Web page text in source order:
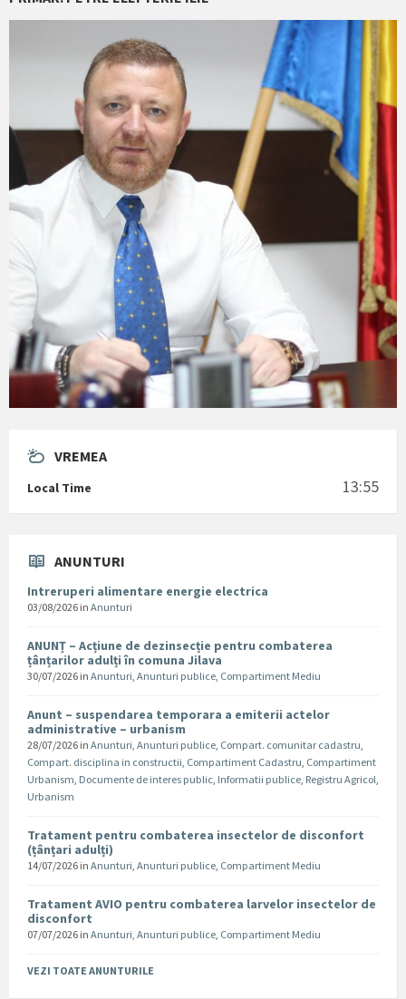
VREMEA
Local Time 13:55
ANUNTURI
Intreruperi alimentare energie electrica
03/08/2026 in Anunturi
ANUNȚ – Acțiune de dezinsecție pentru combaterea
țânțarilor adulți în comuna Jilava
30/07/2026 in Anunturi, Anunturi publice, Compartiment Mediu
Anunt – suspendarea temporara a emiterii actelor
administrative – urbanism
28/07/2026 in Anunturi, Anunturi publice, Compart. comunitar cadastru,
Compart. disciplina in constructii, Compartiment Cadastru, Compartiment
Urbanism, Documente de interes public, Informatii publice, Registru Agricol,
Urbanism
Tratament pentru combaterea insectelor de disconfort
(țânțari adulți)
14/07/2026 in Anunturi, Anunturi publice, Compartiment Mediu
Tratament AVIO pentru combaterea larvelor insectelor de
disconfort
07/07/2026 in Anunturi, Anunturi publice, Compartiment Mediu
VEZI TOATE ANUNTURILE